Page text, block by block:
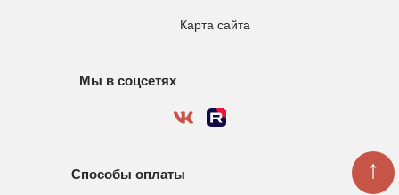
Карта сайта
Мы в соцсетях
Способы оплаты ↑